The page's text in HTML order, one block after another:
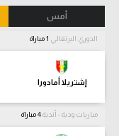
أمس
الدوري البرتغالي
إشتريلا أمادورا
مباريات ودية - أندية